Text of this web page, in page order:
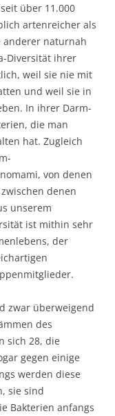
über 11.000
artenreicher als
anderer naturnah
Diversität ihrer
weil sie nie mit
und weil sie in
In ihrer Darm-
die man
hat. Zugleich
von denen
denen
unserem
ist mithin sehr
der
zwar überweigend
des
sich 28, die
gegen einige
werden diese
sie sind
Bakterien anfangs